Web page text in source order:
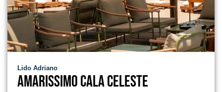
Lido Adriano
Amarissimo Cala Celeste